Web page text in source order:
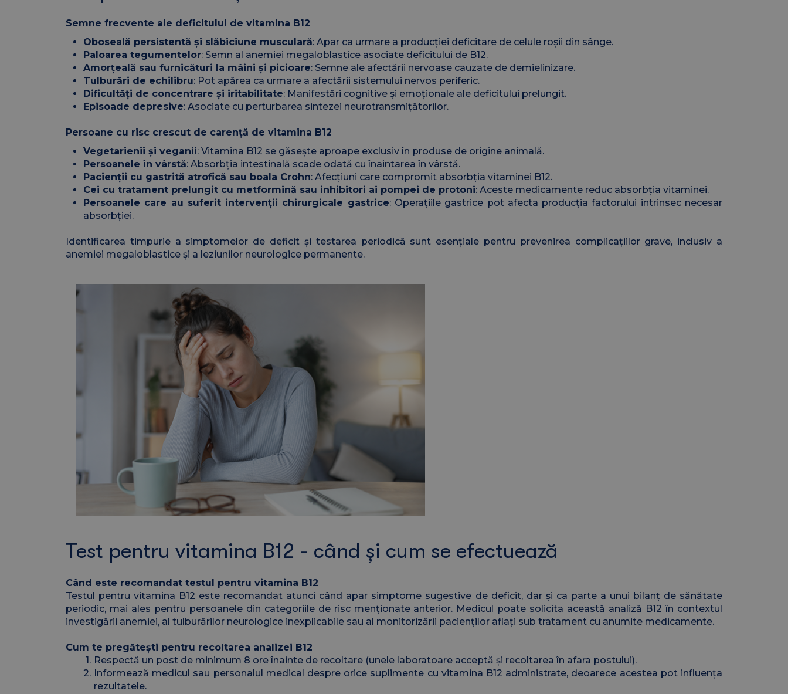
Semne frecvente ale deficitului de vitamina B12
Oboseală persistentă și slăbiciune musculară: Apar ca urmare a producției deficitare de celule roșii din sânge.
Paloarea tegumentelor: Semn al anemiei megaloblastice asociate deficitului de B12.
Amorțeală sau furnicături la mâini și picioare: Semne ale afectării nervoase cauzate de demielinizare.
Tulburări de echilibru: Pot apărea ca urmare a afectării sistemului nervos periferic.
Dificultăți de concentrare și iritabilitate: Manifestări cognitive și emoționale ale deficitului prelungit.
Episoade depresive: Asociate cu perturbarea sintezei neurotransmițătorilor.
Persoane cu risc crescut de carență de vitamina B12
Vegetarienii și veganii: Vitamina B12 se găsește aproape exclusiv în produse de origine animală.
Persoanele în vârstă: Absorbția intestinală scade odată cu înaintarea în vârstă.
Pacienții cu gastrită atrofică sau boala Crohn: Afecțiuni care compromit absorbția vitaminei B12.
Cei cu tratament prelungit cu metformină sau inhibitori ai pompei de protoni: Aceste medicamente reduc absorbția vitaminei.
Persoanele care au suferit intervenții chirurgicale gastrice: Operațiile gastrice pot afecta producția factorului intrinsec necesar
absorbției.
Identificarea timpurie a simptomelor de deficit și testarea periodică sunt esențiale pentru prevenirea complicațiilor grave, inclusiv a
anemiei megaloblastice și a leziunilor neurologice permanente.
Test pentru vitamina B12 - când și cum se efectuează
Când este recomandat testul pentru vitamina B12
Testul pentru vitamina B12 este recomandat atunci când apar simptome sugestive de deficit, dar și ca parte a unui bilanț de sănătate
periodic, mai ales pentru persoanele din categoriile de risc menționate anterior. Medicul poate solicita această analiză B12 în contextul
investigării anemiei, al tulburărilor neurologice inexplicabile sau al monitorizării pacienților aflați sub tratament cu anumite medicamente.
Cum te pregătești pentru recoltarea analizei B12
Respectă un post de minimum 8 ore înainte de recoltare (unele laboratoare acceptă și recoltarea în afara postului).
Informează medicul sau personalul medical despre orice suplimente cu vitamina B12 administrate, deoarece acestea pot influența
rezultatele.